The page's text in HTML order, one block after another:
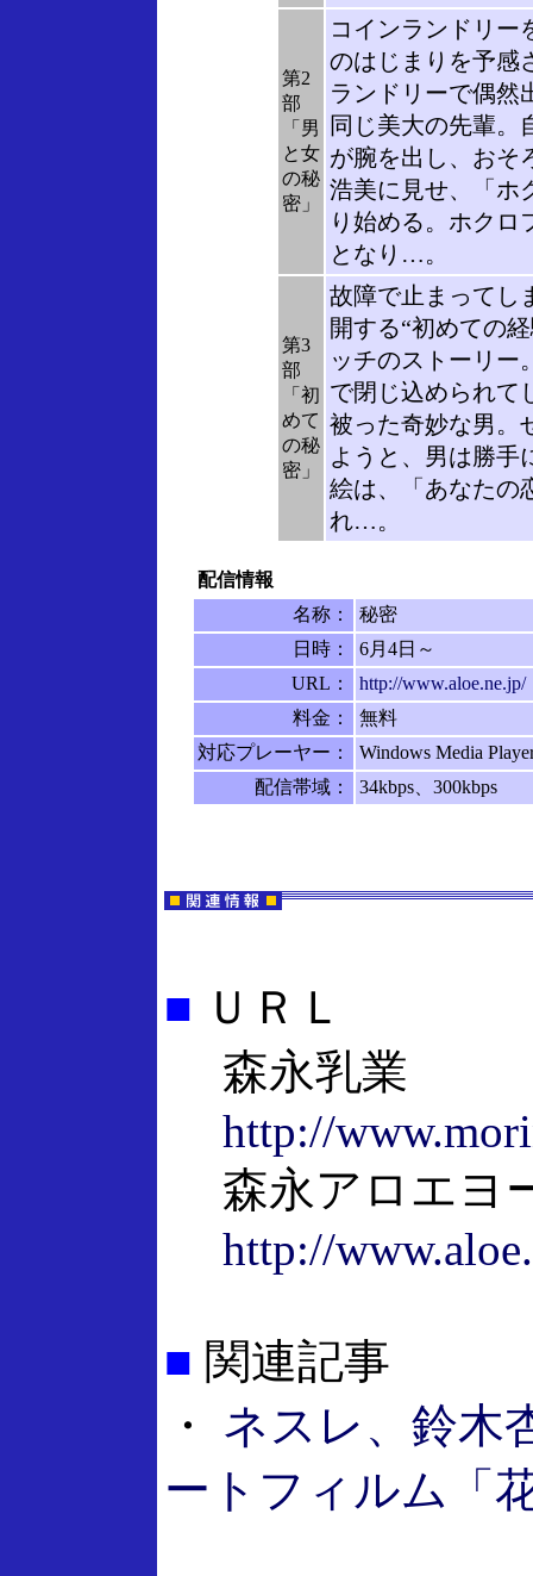
第2
部
「男
と女
の秘
密」
コインランドリー
のはじまりを予感
ランドリーで偶然
同じ美大の先輩。
が腕を出し、おそ
浩美に見せ、「ホ
り始める。ホクロ
となり…。
第3
部
「初
めて
の秘
密」
故障で止まってし
開する“初めての
ッチのストーリー
で閉じ込められて
被った奇妙な男。
ようと、男は勝手
絵は、「あなたの
れ…。
配信情報
名称：
秘密
日時：
6月4日～
URL：
http://www.aloe.ne.jp/
料金：
無料
対応プレーヤー：
Windows Media
配信帯域：
34kbps、300kbps
■ ＵＲＬ
森永乳業
http://
森永アロエヨ
http://
■ 関連記事
・ ネスレ、鈴木
ートフィルム「